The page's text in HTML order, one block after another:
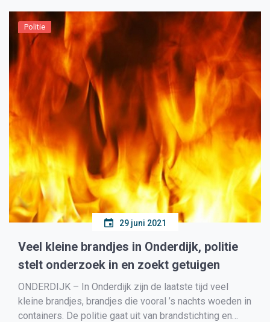
Politie
29 juni 2021
Veel kleine brandjes in Onderdijk, politie
stelt onderzoek in en zoekt getuigen
ONDERDIJK – In Onderdijk zijn de laatste tijd veel
kleine brandjes, brandjes die vooral ’s nachts woeden in
containers. De politie gaat uit van brandstichting en